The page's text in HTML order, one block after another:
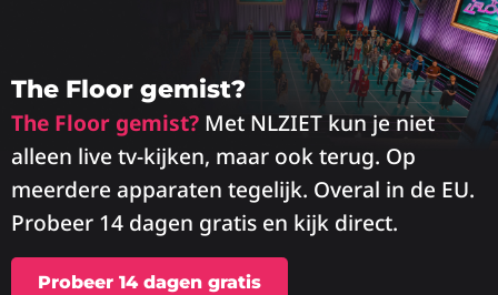
The Floor gemist?
The Floor gemist? Met NLZIET kun je niet
alleen live tv-kijken, maar ook terug. Op
meerdere apparaten tegelijk. Overal in de EU.
Probeer 14 dagen gratis en kijk direct.
Probeer 14 dagen gratis